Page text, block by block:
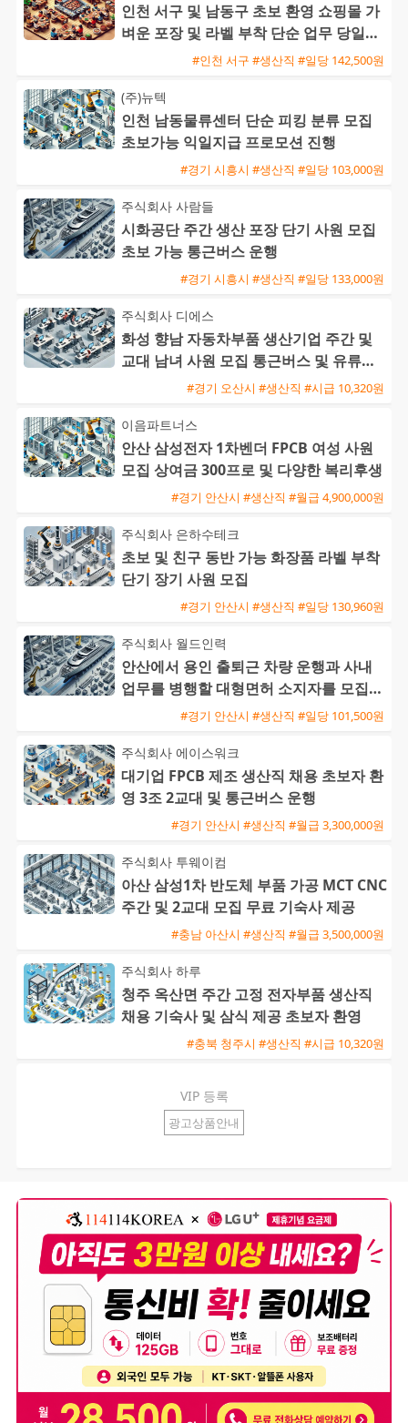
인천 서구 및 남동구 초보 환영 쇼핑몰 가
벼운 포장 및 라벨 부착 단순 업무 당일지
#인천 서구 #생산직 #일당 142,500원
(주)뉴텍
인천 남동물류센터 단순 피킹 분류 모집
초보가능 익일지급 프로모션 진행
#경기 시흥시 #생산직 #일당 103,000원
주식회사 사람들
시화공단 주간 생산 포장 단기 사원 모집
초보 가능 통근버스 운행
#경기 시흥시 #생산직 #일당 133,000원
주식회사 디에스
화성 향남 자동차부품 생산기업 주간 및
교대 남녀 사원 모집 통근버스 및 유류비
#경기 오산시 #생산직 #시급 10,320원
이음파트너스
안산 삼성전자 1차벤더 FPCB 여성 사원
모집 상여금 300프로 및 다양한 복리후생
#경기 안산시 #생산직 #월급 4,900,000원
주식회사 은하수테크
초보 및 친구 동반 가능 화장품 라벨 부착
단기 장기 사원 모집
#경기 안산시 #생산직 #일당 130,960원
주식회사 월드인력
안산에서 용인 출퇴근 차량 운행과 사내
업무를 병행할 대형면허 소지자를 모집합
#경기 안산시 #생산직 #일당 101,500원
주식회사 에이스워크
대기업 FPCB 제조 생산직 채용 초보자 환
영 3조 2교대 및 통근버스 운행
#경기 안산시 #생산직 #월급 3,300,000원
주식회사 투웨이컴
아산 삼성1차 반도체 부품 가공 MCT CNC
주간 및 2교대 모집 무료 기숙사 제공
#충남 아산시 #생산직 #월급 3,500,000원
주식회사 하루
청주 옥산면 주간 고정 전자부품 생산직
채용 기숙사 및 삼식 제공 초보자 환영
#충북 청주시 #생산직 #시급 10,320원
VIP 등록
광고상품안내